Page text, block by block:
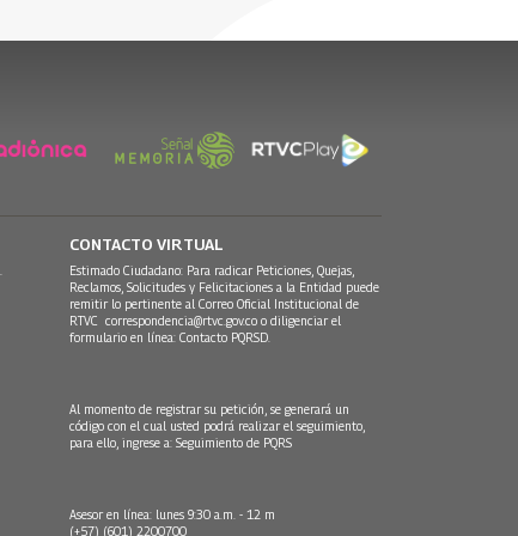
CONTACTO VIRTUAL
Estimado Ciudadano: Para radicar Peticiones, Quejas,
Reclamos, Solicitudes y Felicitaciones a la Entidad puede
remitir lo pertinente al Correo Oficial Institucional de
RTVC correspondencia@rtvc.gov.co o diligenciar el
formulario en línea: Contacto PQRSD.
Al momento de registrar su petición, se generará un
código con el cual usted podrá realizar el seguimiento,
para ello, ingrese a: Seguimiento de PQRS
Asesor en línea: lunes 9:30 a.m. - 12 m
(+57) (601) 2200700